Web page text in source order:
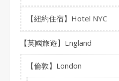
【紐約住宿】Hotel NYC
【英國旅遊】England
【倫敦】London